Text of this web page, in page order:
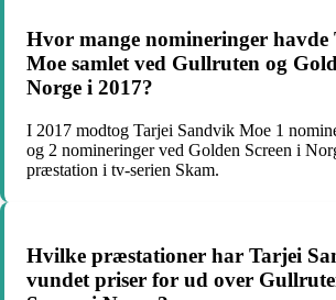
Hvor mange nomineringer
Moe samlet ved Gullruten og
Norge i 2017?
I 2017 modtog Tarjei Sandvik Moe 1
og 2 nomineringer ved Golden Screen i
præstation i tv-serien Skam.
Hvilke præstationer har Tarjei
vundet priser for ud over